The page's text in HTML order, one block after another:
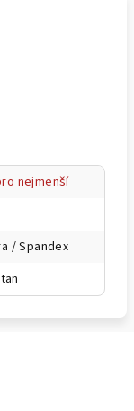
nejmenší
/ Spandex